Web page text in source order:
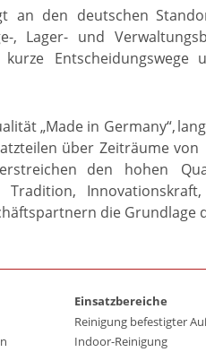
an den deutschen
, Lager- und
kurze Entscheidungswege
„Made in Germany“,
über Zeiträume von
den hohen
Tradition,
Innovationskraft,
die Grundlage
Einsatzbereiche
Reinigung befestigter
Indoor-Reinigung